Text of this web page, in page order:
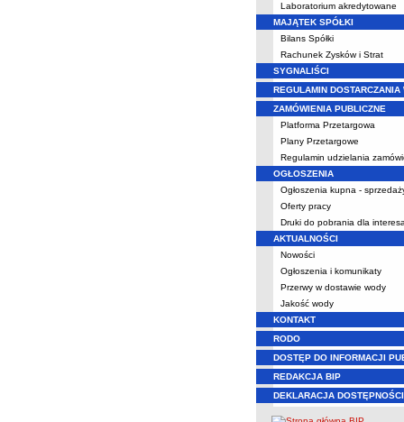
Laboratorium akredytowane
MAJĄTEK SPÓŁKI
Bilans Spółki
Rachunek Zysków i Strat
SYGNALIŚCI
REGULAMIN DOSTARCZANIA
ZAMÓWIENIA PUBLICZNE
Platforma Przetargowa
Plany Przetargowe
Regulamin udzielania
OGŁOSZENIA
Ogłoszenia kupna -
Oferty pracy
Druki do pobrania dla
AKTUALNOŚCI
Nowości
Ogłoszenia i komunikaty
Przerwy w dostawie wody
Jakość wody
KONTAKT
RODO
DOSTĘP DO INFORMACJI
REDAKCJA BIP
DEKLARACJA DOSTĘPNOŚCI